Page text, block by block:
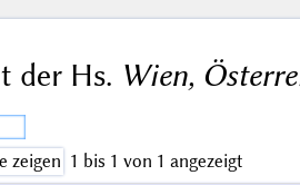
der Hs. Wien,
zeigen 1 bis 1 von 1 angezeigt